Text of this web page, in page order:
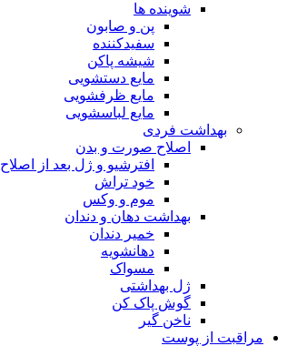
شوینده ها
پن و صابون
سفیدکننده
شیشه پاکن
مایع دستشویی
مایع ظرفشویی
مایع لباسشویی
بهداشت فردی
اصلاح صورت و بدن
افترشیو و ژل بعد از اصلاح
خود تراش
موم و وکس
بهداشت دهان و دندان
خمیر دندان
دهانشویه
مسواک
ژل بهداشتی
گوش پاک کن
ناخن گیر
مراقبت از پوست